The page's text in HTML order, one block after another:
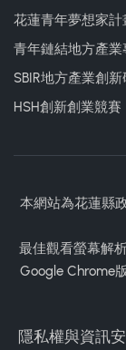
花蓮青年夢想家計
青年鏈結地方產
SBIR地方產業創
HSH創新創業競賽
本網站為花蓮縣
最佳觀看螢幕解
Google Chrome
隱私權與資訊